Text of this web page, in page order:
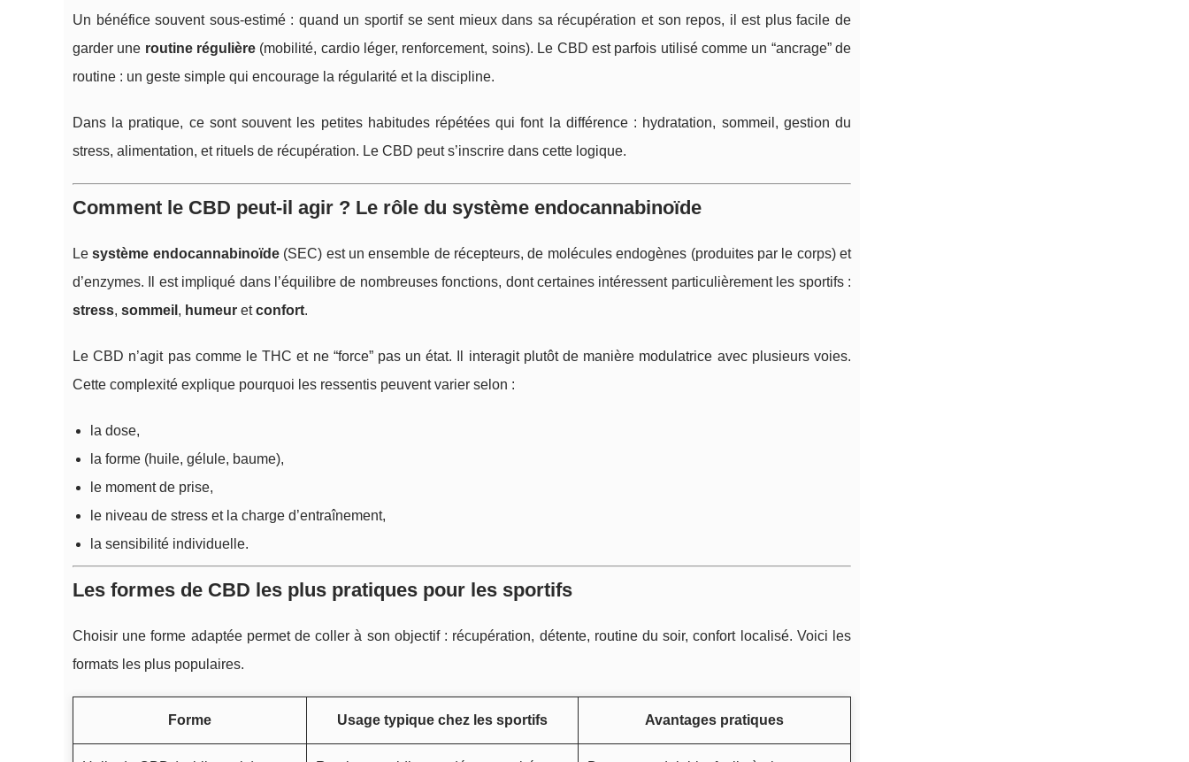
Un bénéfice souvent sous-estimé : quand un sportif se sent mieux dans sa récupération et son repos, il est plus facile de
garder une routine régulière (mobilité, cardio léger, renforcement, soins). Le CBD est parfois utilisé comme un “ancrage” de
routine : un geste simple qui encourage la régularité et la discipline.
Dans la pratique, ce sont souvent les petites habitudes répétées qui font la différence : hydratation, sommeil, gestion du
stress, alimentation, et rituels de récupération. Le CBD peut s’inscrire dans cette logique.
Comment le CBD peut-il agir ? Le rôle du système endocannabinoïde
Lesystème endocannabinoïde(SEC) est un ensemble de récepteurs, de molécules endogènes (produites par le corps) et
d’enzymes. Il est impliqué dans l’équilibre de nombreuses fonctions, dont certaines intéressent particulièrement les sportifs :
stress, sommeil , humeur etconfort.
Le CBD n’agit pas comme le THC et ne “force” pas un état. Il interagit plutôt de manière modulatrice avec plusieurs voies.
Cette complexité explique pourquoi les ressentis peuvent varier selon :
la dose,
la forme (huile, gélule, baume),
le moment de prise,
le niveau de stress et la charge d’entraînement,
la sensibilité individuelle.
Les formes de CBD les plus pratiques pour les sportifs
Choisir une forme adaptée permet de coller à son objectif : récupération, détente, routine du soir, confort localisé. Voici les
formats les plus populaires.
Forme Usage typique chez les sportifs Avantages pratiques